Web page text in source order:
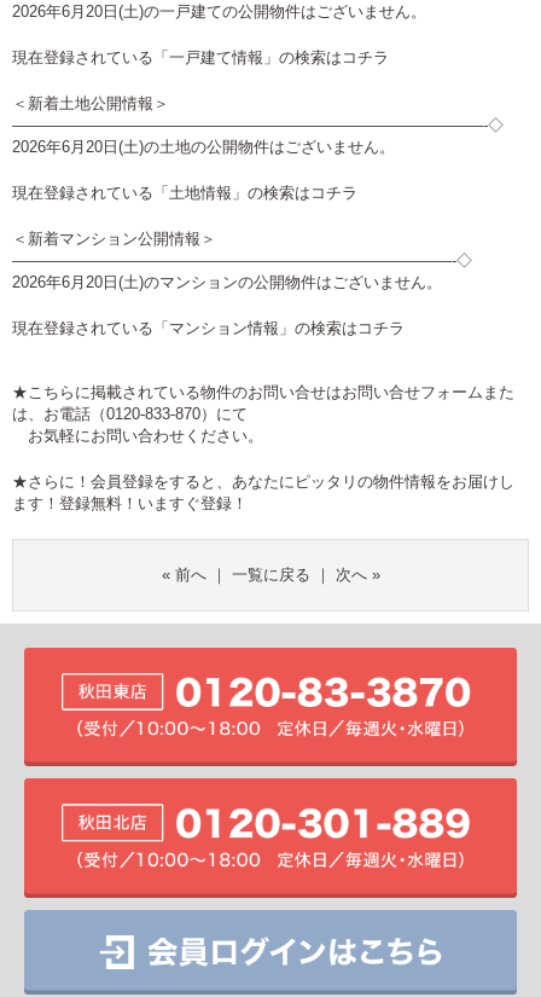
2026年6月20日(土)の一戸建ての公開物件はございません。
現在登録されている「一戸建て情報」の検索は コチラ
＜新着土地公開情報＞
——————————————————————————————-◇
2026年6月20日(土)の土地の公開物件はございません。
現在登録されている「土地情報」の検索は コチラ
＜新着マンション公開情報＞
————————————————————————————-◇
2026年6月20日(土)のマンションの公開物件はございません。
現在登録されている「マンション情報」の検索は コチラ
★こちらに掲載されている物件のお問い合せはお問い合せフォーム また
は、お電話（0120-833-870）にて
お気軽にお問い合わせください。
★さらに！会員登録をすると、あなたにピッタリの物件情報をお届けし
ます！登録無料！ いますぐ登録！
« 前へ｜ 一覧に戻る ｜ 次へ»